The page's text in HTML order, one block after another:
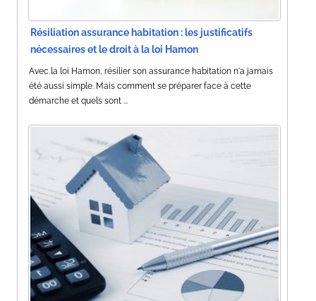
Résiliation assurance habitation : les justificatifs
nécessaires et le droit à la loi Hamon
Avec la loi Hamon, résilier son assurance habitation n'a jamais
été aussi simple. Mais comment se préparer face à cette
démarche et quels sont ...